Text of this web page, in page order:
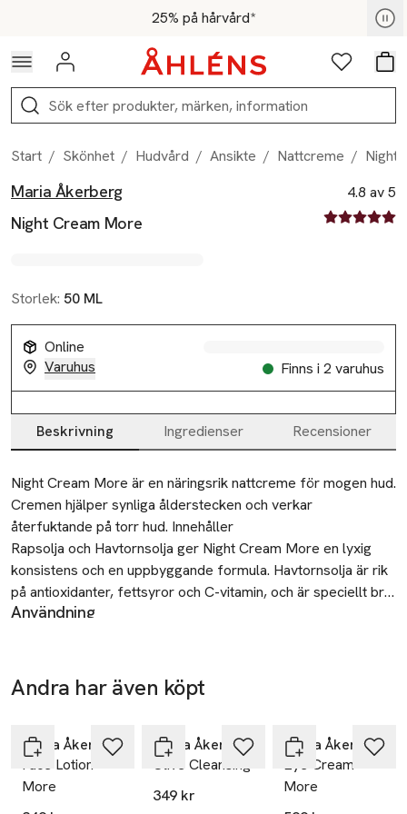
Hoppa till navigationsmenyn25% på hårvård*
För medlemmar - Shoppa nu
Logga in Favoriter
Sök
Start / Skönhet / Hudvård / Ansikte / Nattcreme / Night
Produktbilder
Hoppa över bildspelet
Maria Åkerberg
Night Cream More
4.8 av 5
4.8 av fem
Storlek: 50 ML
Online
Varuhus
Finns i 2 varuhus
Produktinformation
Beskrivning Ingredienser Recensioner
Beskrivning
Night Cream More är en näringsrik nattcreme för mogen hud.
Cremen hjälper synliga ålderstecken och verkar
återfuktande på torr hud. Innehåller
Rapsolja och Havtornsolja ger Night Cream More en lyxig
konsistens och en uppbyggande formula. Havtornsolja är rik
på antioxidanter, fettsyror och C-vitamin, och är speciellt bra
för att stärka skyddsbarriären i huden under natten. Eteriska
huden. Rosenolja/Rose Otto, destillerad från rosblommor,
ökar den återfuktande effekten. Rosenoljan är även lugnande
Mynta är uppfriskande och kylande. Den förstärker
effekterna av Apelsin- och Rosenoljan. Vinnare, Årets
Produkt – Organic Beauty Awards 2020. Produkten är
Användning
Tillverkare
Rya Industriväg 33
439 62 Frillesås
Sweden
Andra har även köpt
Maria Åkerberg
Face Lotion
More
Maria Åkerberg
Olive Cleansing
349 kr
Maria Åkerberg
Eye Cream
More